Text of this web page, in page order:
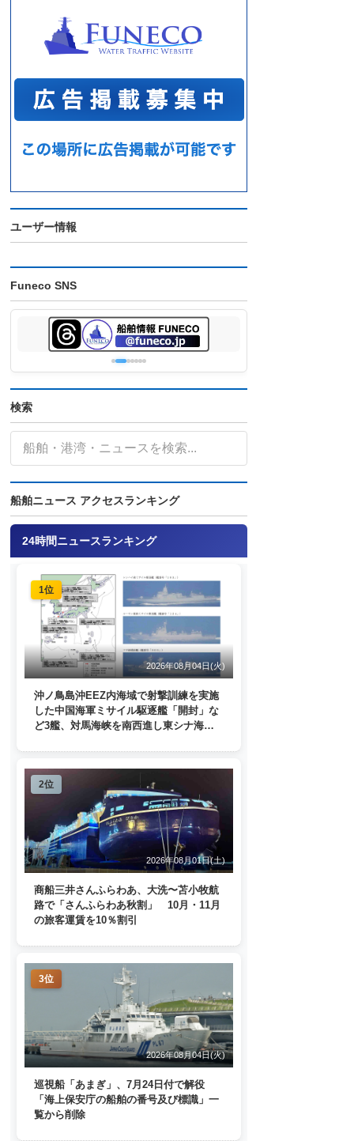
ユーザー情報
Funeco SNS
検索
船舶ニュース アクセスランキング
24時間ニュースランキング
1位
2026年08月04日(火)
沖ノ鳥島沖EEZ内海域で射撃訓練を実施
した中国海軍ミサイル駆逐艦「開封」な
ど3艦、対馬海峡を南西進し東シナ海
2位
2026年08月01日(土)
商船三井さんふらわあ、大洗〜苫小牧航
路で「さんふらわあ秋割」 10月・11月
の旅客運賃を10％割引
3位
2026年08月04日(火)
巡視船「あまぎ」、7月24日付で解役
「海上保安庁の船舶の番号及び標識」一
覧から削除